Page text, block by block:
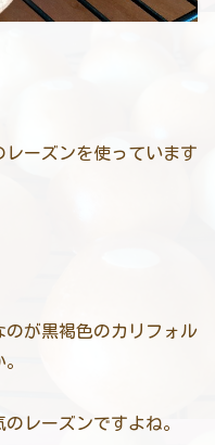
ーズンを使っています
のが黒褐色のカリフォル
レーズンですよね。